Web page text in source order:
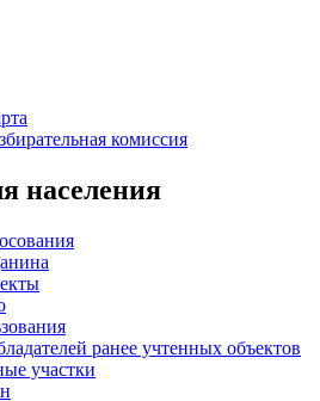
комиссия
населения
ранее учтенных объектов
участки